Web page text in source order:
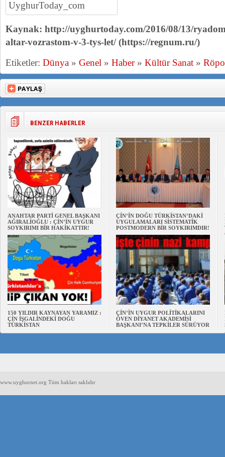
Kaynak: http://uyghurtoday.com/2016/08/13/
altar-vozrastom-v-3-tys-let/ (https://regnum.ru/)
Etiketler: Dünya » Genel » Haber» Kültür Sanat »
BENZER HABERLER
ANAHTAR PARTİ GENEL BAŞKANI
AĞIRALİOĞLU : ÇİN’İN UYGUR
SOYKIRIMI BİR HAKİKATTIR!
ÇİN’İN DOĞU TÜRKİSTAN’DAKİ
UYGULAMALARI SİSTEMATİK
POSTMODERN BİR SOYKIRIMDIR!
150 YILDIR KAYNAYAN YARAMIZ :
ÇİN İŞGALİNDEKİ DOĞU
TÜRKİSTAN
ÇİN’İN UYGUR POLİTİKALARINI
ÖVEN DİYANET AKADEMİSİ
BAŞKANI’NA TEPKİLER SÜRÜYOR
www.uyghurnet.org Tüm hakları saklıdır